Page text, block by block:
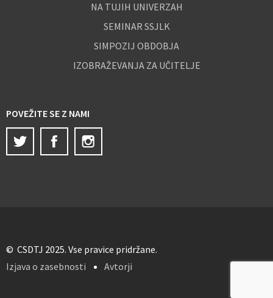
NA TUJIH UNIVERZAH
SEMINAR SSJLK
SIMPOZIJ OBDOBJA
IZOBRAŽEVANJA ZA UČITELJE
POVEŽITE SE Z NAMI
Twitter
Facebook
© CSDTJ 2025. Vse pravice pridržane.
Izjava o zasebnosti
Avtorji